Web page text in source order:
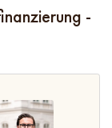
-